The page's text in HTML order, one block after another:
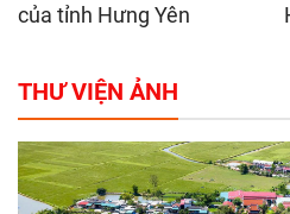
của tỉnh Hưng Yên
THƯ VIỆN ẢNH